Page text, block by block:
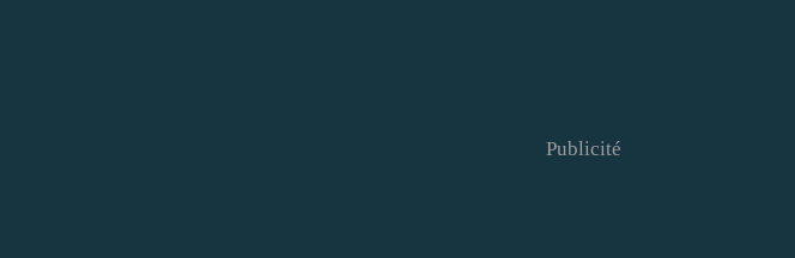
Publicité